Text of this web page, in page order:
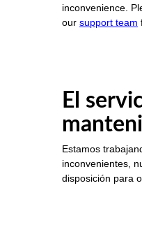
inconvenience.
our support team
El
Estamos
inconvenientes,
disposición para